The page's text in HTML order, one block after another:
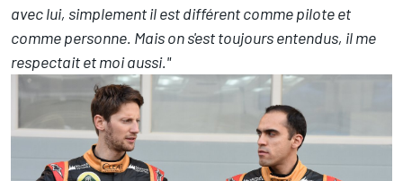
avec lui, simplement il est différent comme pilote et
comme personne. Mais on s'est toujours entendus, il me
respectait et moi aussi."